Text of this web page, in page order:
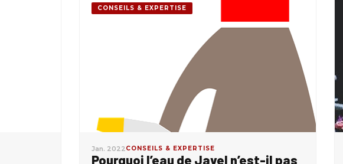
CONSEILS & EXPERTISE
Jan. 2022CONSEILS & EXPERTISE
Pourquoi l’eau de Javel n’est-il pas